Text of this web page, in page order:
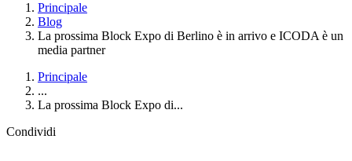
Principale
Blog
La prossima Block Expo di Berlino è in arrivo e ICODA è un
media partner
Principale
...
La prossima Block Expo di...
Condividi